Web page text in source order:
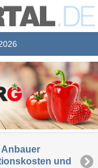
Anbauer
und